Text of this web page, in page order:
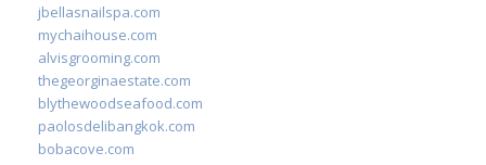
jbellasnailspa.com
mychaihouse.com
alvisgrooming.com
thegeorginaestate.com
blythewoodseafood.com
paolosdelibangkok.com
bobacove.com